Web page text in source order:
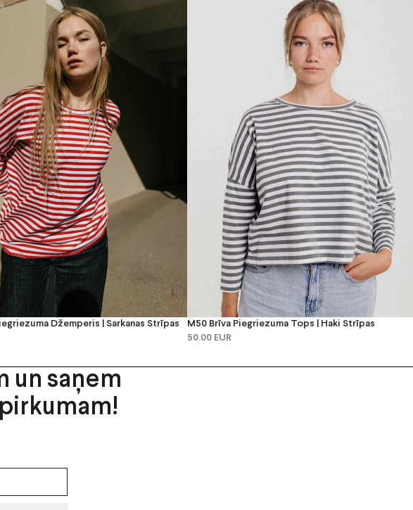
Džemperis | Sarkanas Strīpas
M50 Brīva Piegriezuma Tops | Haki Strīpas
50.00 EUR
un saņem